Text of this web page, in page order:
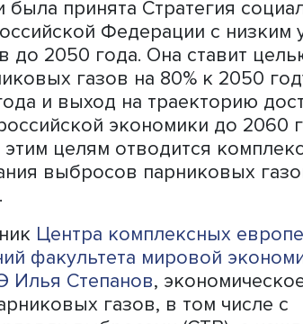
отражают тот
накоплен за последние
виде сформулированы
если мы удержим
1,5 градуса Цельсия
это значит, что в
надо выбросить
за одно нынешнее
для мировой
обществу придется